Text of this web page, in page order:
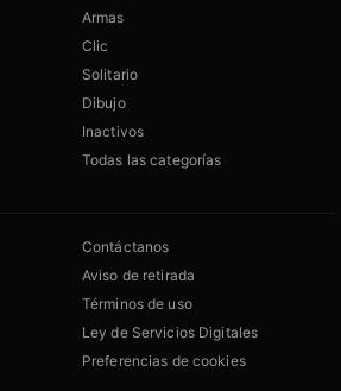
Armas
Clic
Solitario
Dibujo
Inactivos
Todas las categorías
Contáctanos
Aviso de retirada
Términos de uso
Ley de Servicios Digitales
Preferencias de cookies